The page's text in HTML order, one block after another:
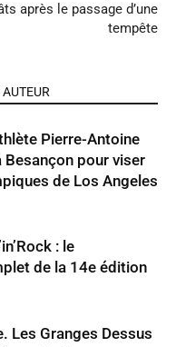
après le passage d’une
tempête
Pierre-Antoine
Besançon pour viser
de Los Angeles
: le
de la 14e édition
Les Granges Dessus